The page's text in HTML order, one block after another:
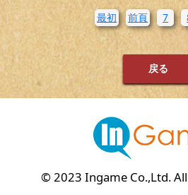
最初 前頁 7
戻る
© 2023 Ingame Co.,Ltd.